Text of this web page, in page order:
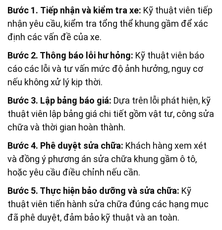
Bước 1. Tiếp nhận và kiểm tra xe: Kỹ thuật viên tiếp
nhận yêu cầu, kiểm tra tổng thể khung gầm để xác
định các vấn đề của xe.
Bước 2. Thông báo lỗi hư hỏng: Kỹ thuật viên báo
cáo các lỗi và tư vấn mức độ ảnh hưởng, nguy cơ
nếu không xử lý kịp thời.
Bước 3. Lập bảng báo giá: Dựa trên lỗi phát hiện, kỹ
thuật viên lập bảng giá chi tiết gồm vật tư, công sửa
chữa và thời gian hoàn thành.
Bước4. Phê duyệt sửa chữa: Khách hàng xem xét
và đồng ý phương án sửa chữa khung gầm ô tô,
hoặc yêu cầu điều chỉnh nếu cần.
Bước 5. Thực hiện bảo dưỡng và sửa chữa: Kỹ
thuật viên tiến hành sửa chữa đúng các hạng mục
đã phê duyệt, đảm bảo kỹ thuật và an toàn.